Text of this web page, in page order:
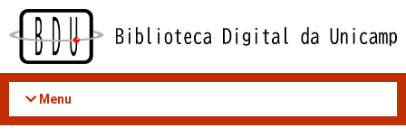
Acessar
conteúdo
Menu